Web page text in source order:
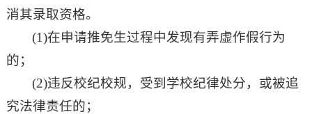
消其录取资格。
(1)在申请推免生过程中发现有弄虚作假行为
的；
(2)违反校纪校规，受到学校纪律处分，或被追
究法律责任的；